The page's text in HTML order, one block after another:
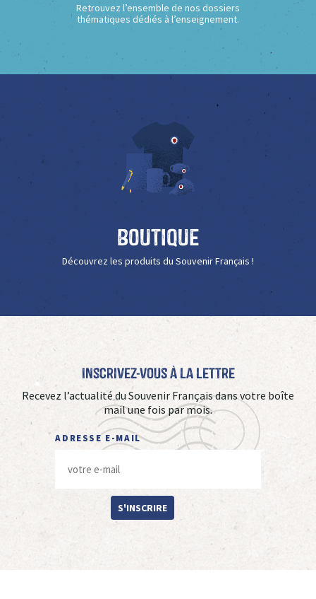
Retrouvez l’ensemble de nos dossiers
thématiques dédiés à l’enseignement.
Boutique
Découvrez les produits du Souvenir Français !
Inscrivez-vous à La Lettre
Recevez l’actualité du Souvenir Français dans votre boîte
mail une fois par mois.
ADRESSE E-MAIL
S'INSCRIRE